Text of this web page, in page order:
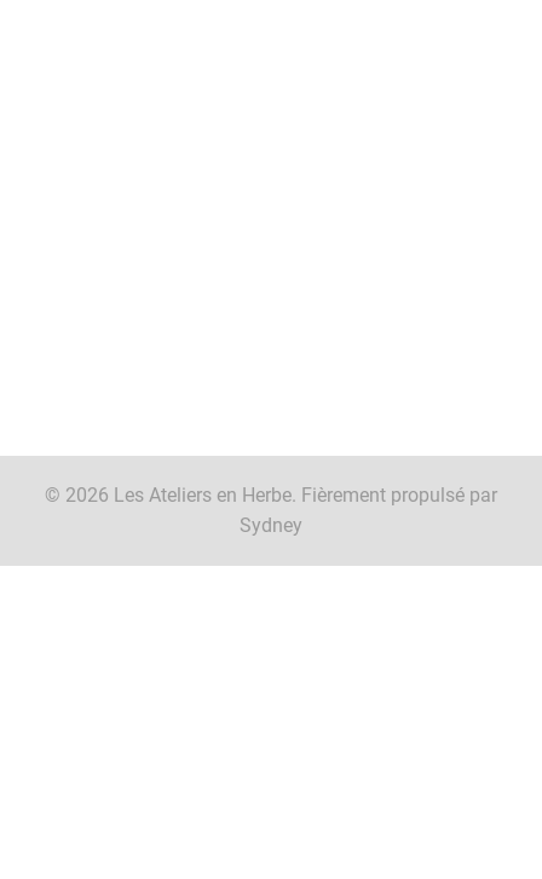
© 2026 Les Ateliers en Herbe. Fièrement propulsé par
Sydney